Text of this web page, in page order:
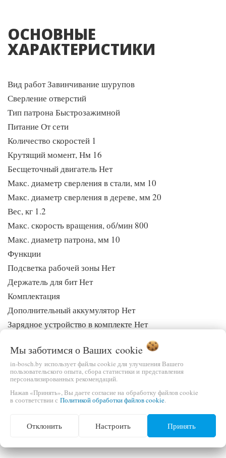
ОСНОВНЫЕ
ХАРАКТЕРИСТИКИ
Вид работ Завинчивание шурупов
Сверление отверстий
Тип патрона Быстрозажимной
Питание От сети
Количество скоростей 1
Крутящий момент, Нм 16
Бесщеточный двигатель Нет
Макс. диаметр сверления в стали, мм 10
Макс. диаметр сверления в дереве, мм 20
Вес, кг 1.2
Макс. скорость вращения, об/мин 800
Макс. диаметр патрона, мм 10
Функции
Подсветка рабочей зоны Нет
Держатель для бит Нет
Комплектация
Дополнительный аккумулятор Нет
Зарядное устройство в комплекте Нет
Гарантия 1 год
ДОСТАВКА:
Мы заботимся о Ваших cookie
in-bosch.by использует файлы cookie для улучшения Вашего
пользовательского опыта, сбора статистики и представления
персонализированных рекомендаций.
Нажав «Принять», Вы даете согласие на обработку файлов cookie
в соответствии с Политикой обработки файлов cookie.
Отклонить Настроить Принять